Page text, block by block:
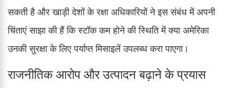
सकती है और खाड़ी देशों के रक्षा अधिकारियों ने इस संबंध में अपनी
चिंताएं साझा की हैं कि स्टॉक कम होने की स्थिति में क्या अमेरिका
उनकी सुरक्षा के लिए पर्याप्त मिसाइलें उपलब्ध करा पाएगा।
राजनीतिक आरोप और उत्पादन बढ़ाने के प्रयास